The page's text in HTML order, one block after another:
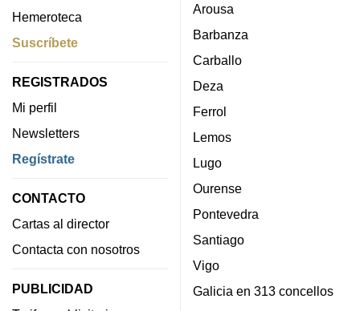
Hemeroteca
Suscríbete
REGISTRADOS
Mi perfil
Newsletters
Regístrate
CONTACTO
Cartas al director
Contacta con nosotros
PUBLICIDAD
Arousa
Barbanza
Carballo
Deza
Ferrol
Lemos
Lugo
Ourense
Pontevedra
Santiago
Vigo
Galicia en 313 concellos